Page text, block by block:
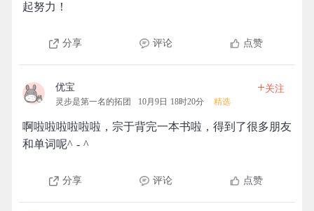
起努力！
分享 评论 点赞
优宝
灵步是第一名的拓团 10月9日 18时20分 精选
+关注
啊啦啦啦啦啦啦，宗于背完一本书啦，得到了很多朋友
和单词呢^ - ^
分享 评论 点赞